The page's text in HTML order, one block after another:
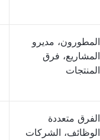
المطورون، مديرو
المشاريع، فرق
المنتجات
الفرق متعددة
الوظائف، الشركات